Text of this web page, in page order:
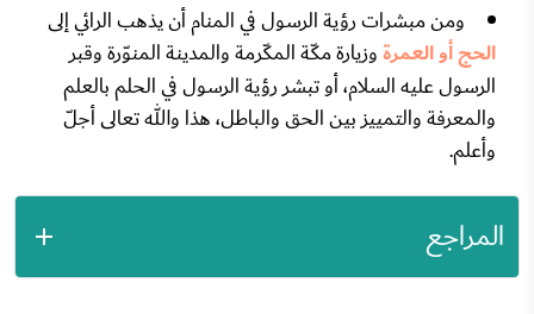
ومن مبشرات رؤية الرسول في المنام أن يذهب الرائي إلى
الحج أو العمرةوزيارة مكّة المكّرمة والمدينة المنوّرة وقبر
الرسول عليه السلام، أو تبشر رؤية الرسول في الحلم بالعلم
والمعرفة والتمييز بين الحق والباطل، هذا والله تعالى أجلّ
وأعلم.
المراجع